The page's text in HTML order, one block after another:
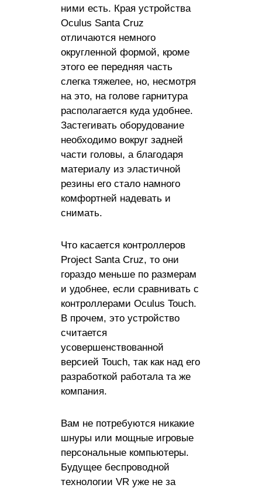
ними есть. Края устройства
Oculus Santa Cruz
отличаются немного
округленной формой, кроме
этого ее передняя часть
слегка тяжелее, но, несмотря
на это, на голове гарнитура
располагается куда удобнее.
Застегивать оборудование
необходимо вокруг задней
части головы, а благодаря
материалу из эластичной
резины его стало намного
комфортней надевать и
снимать.
Что касается контроллеров
Project Santa Cruz, то они
гораздо меньше по размерам
и удобнее, если сравнивать с
контроллерами Oculus Touch.
В прочем, это устройство
считается
усовершенствованной
версией Touch, так как над его
разработкой работала та же
компания.
Вам не потребуются никакие
шнуры или мощные игровые
персональные компьютеры.
Будущее беспроводной
технологии VR уже не за